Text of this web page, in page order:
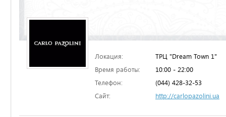
Локация:
ТРЦ "Dream Town 1"
Время работы:
10:00 - 22:00
Телефон:
(044) 428-32-53
Сайт:
http://carlopazolini.ua